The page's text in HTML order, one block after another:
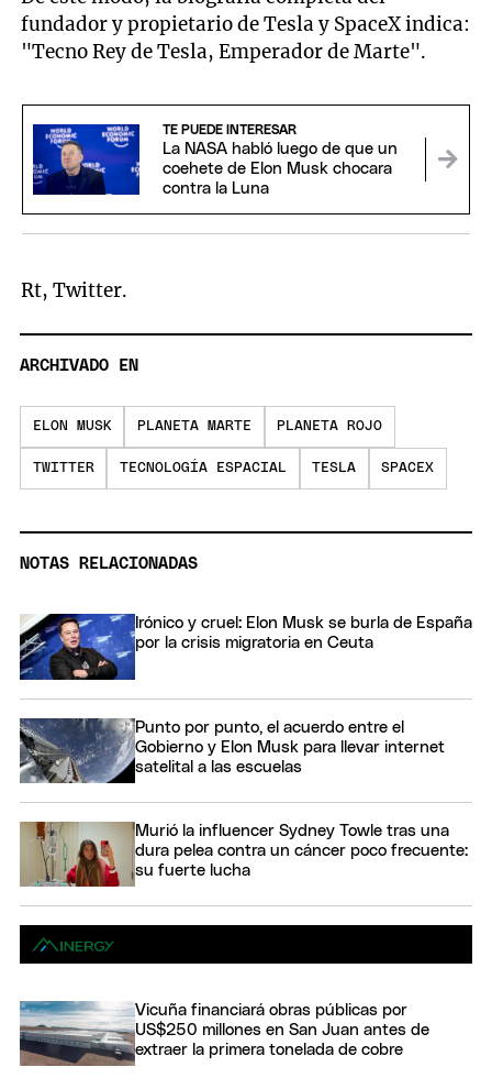
fundador y propietario de Tesla y SpaceX indica:
"Tecno Rey de Tesla, Emperador de Marte".
TE PUEDE INTERESAR
La NASA habló luego de que un
coehete de Elon Musk chocara
contra la Luna
Rt, Twitter.
ARCHIVADO EN
ELON MUSK PLANETA MARTE PLANETA ROJO
TWITTER TECNOLOGÍA ESPACIAL TESLA SPACEX
NOTAS RELACIONADAS
Irónico y cruel: Elon Musk se burla de España
por la crisis migratoria en Ceuta
Punto por punto, el acuerdo entre el
Gobierno y Elon Musk para llevar internet
satelital a las escuelas
Murió la influencer Sydney Towle tras una
dura pelea contra un cáncer poco frecuente:
su fuerte lucha
Vicuña financiará obras públicas por
US$250 millones en San Juan antes de
extraer la primera tonelada de cobre